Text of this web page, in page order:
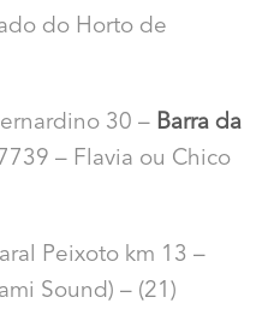
do Horto de
30 – Barra da
– Flavia ou Chico
Peixoto km 13 –
Sound) – (21)